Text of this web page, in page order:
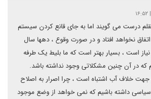
درست می گویند اما به جای قانع کردن سیستم
نخواهد افتاد و در صورت وقوع ، دهها سال
است ، بسیار بهتر است که ما بلیط یک طرفه
که در آن چنین مشکلاتی وجود نداشته باشد.
جهت خلاف آب اشتباه است ، چرا اصرار به اصلاح
داشته باشیم که نمی خواهد از وضع موجود